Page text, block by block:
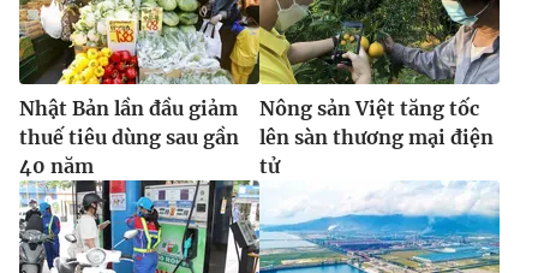
Nhật Bản lần đầu giảm
thuế tiêu dùng sau gần
40 năm
Nông sản Việt tăng tốc
lên sàn thương mại điện
tử